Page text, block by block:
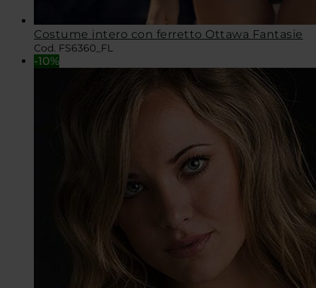
Costume intero con ferretto Ottawa Fantasie
Cod. FS6360_FL
-10%